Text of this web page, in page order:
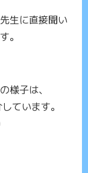
生に直接聞い
。
様子は、
ています。